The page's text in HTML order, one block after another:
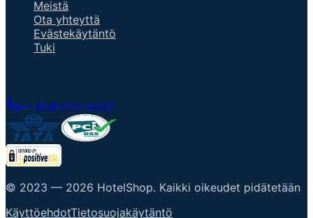
Meistä
Ota yhteyttä
Evästekäytäntö
Tuki
+1 858-222-4037
© 2023 — 2026 HotelShop. Kaikki oikeudet pidätetään
KäyttöehdotTietosuojakäytäntö